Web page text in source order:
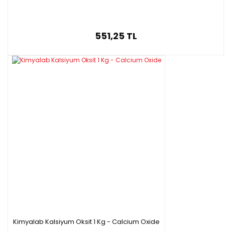
551,25 TL
Kimyalab Kalsiyum Oksit 1 Kg - Calcium Oxide